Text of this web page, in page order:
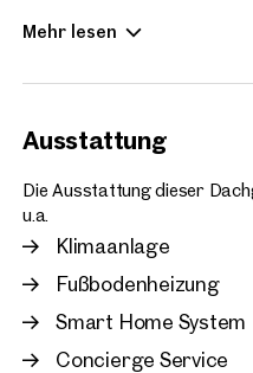
moderne
überzeugen mit gut
Raumhöhen und exquisiter
selbstverständlich
ansprechende
Die Panoramafenster lassen
sondern bieten einen
je nach Tageszeit in der
zeigt.
Mehr lesen
Ausstattung
Die Ausstattung dieser
u.a.
Klimaanlage
Fußbodenheizung
Smart Home System
Concierge Service